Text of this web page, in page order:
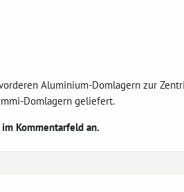
Aluminium-Domlagern zur
Domlagern geliefert.
Kommentarfeld an.